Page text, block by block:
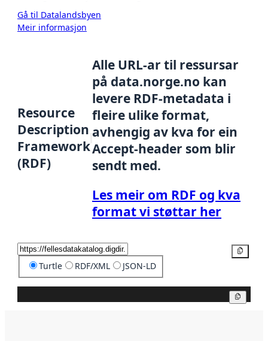
Gå til Datalandsbyen
Meir informasjon
Resource
Description
Framework
(RDF)
Alle URL-ar til ressursar
på data.norge.no kan
levere RDF-metadata i
fleire ulike format,
avhengig av kva for ein
Accept-header som blir
sendt med.
Les meir om RDF og kva
format vi støttar her
Turtle RDF/XML JSON-LD